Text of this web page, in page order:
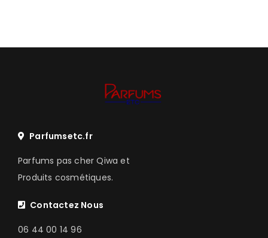
Parfumsetc.fr
Parfums pas cher Qiwa et
Produits cosmétiques.
Contactez Nous
06 44 00 14 96